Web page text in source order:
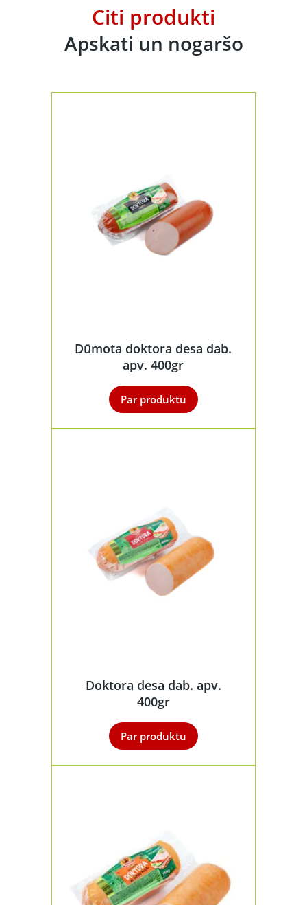
Citi produkti
Apskati un nogaršo
Dūmota doktora desa dab.
apv. 400gr
Par produktu
Doktora desa dab. apv.
400gr
Par produktu